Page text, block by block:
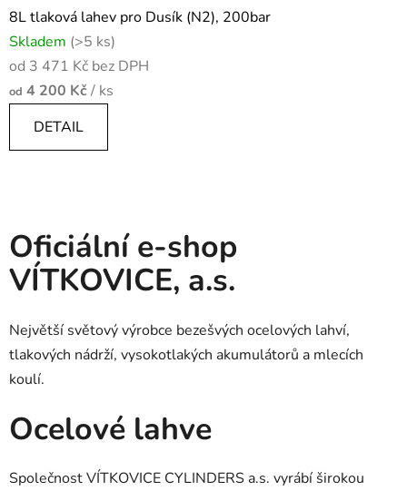
8L tlaková lahev pro Dusík (N2), 200bar
Skladem (>5 ks)
od 3 471 Kč bez DPH
od 4 200 Kč/ ks
DETAIL
Oficiální e-shop
VÍTKOVICE, a.s.
Největší světový výrobce bezešvých ocelových lahví,
tlakových nádrží, vysokotlakých akumulátorů a mlecích
koulí.
Ocelové lahve
Společnost VÍTKOVICE CYLINDERS a.s. vyrábí širokou